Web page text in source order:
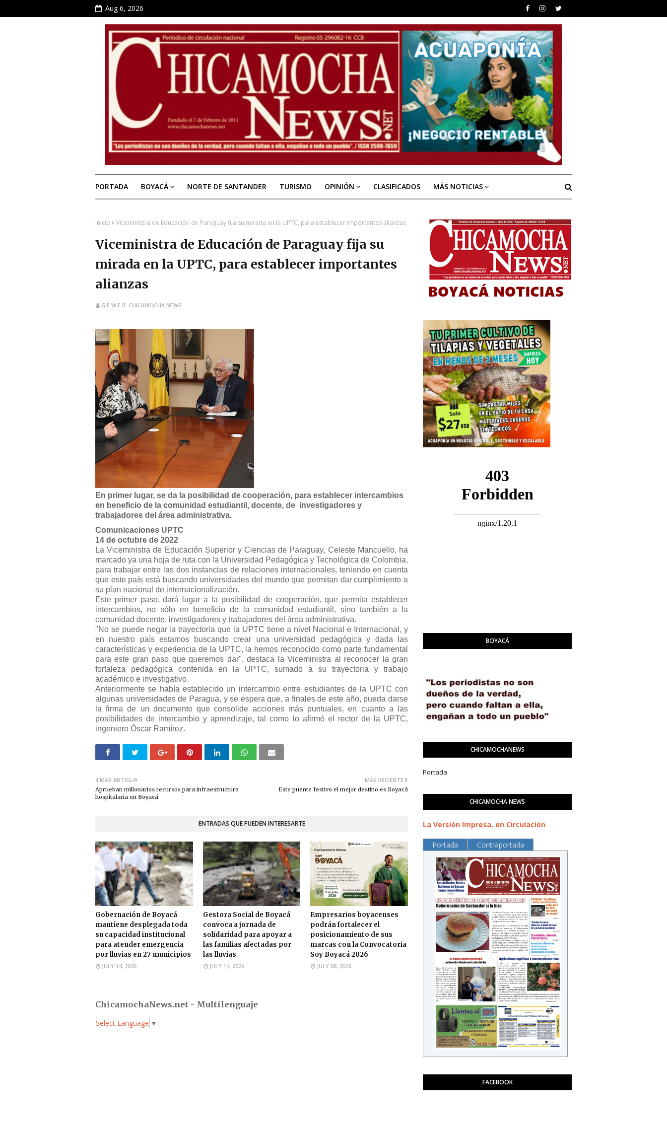
Aug 6, 2026
PORTADA BOYACÁ NORTE DE SANTANDER TURISMO OPINIÓN CLASIFICADOS MÁS NOTICIAS
Inicio Viceministra de Educación de Paraguay fija su mirada en la UPTC, para establecer importantes alianzas
Viceministra de Educación de Paraguay fija su
mirada en la UPTC, para establecer importantes
alianzas
G.E.W.E.B. CHICAMOCHA NEWS
En primer lugar, se da la posibilidad de cooperación, para establecer intercambios
en beneficio de la comunidad estudiantil, docente, de investigadores y
trabajadores del área administrativa.
Comunicaciones UPTC
14 de octubre de 2022
La Viceministra de Educación Superior y Ciencias de Paraguay, Celeste Mancuello, ha
marcado ya una hoja de ruta con la Universidad Pedagógica y Tecnológica de Colombia,
para trabajar entre las dos instancias de relaciones internacionales, teniendo en cuenta
que este país está buscando universidades del mundo que permitan dar cumplimiento a
su plan nacional de internacionalización.
Este primer paso, dará lugar a la posibilidad de cooperación, que permita establecer
intercambios, no sólo en beneficio de la comunidad estudiantil, sino también a la
comunidad docente, investigadores y trabajadores del área administrativa.
"No se puede negar la trayectoria que la UPTC tiene a nivel Nacional e Internacional, y
en nuestro país estamos buscando crear una universidad pedagógica y dada las
características y experiencia de la UPTC, la hemos reconocido como parte fundamental
para este gran paso que queremos dar", destaca la Viceministra al reconocer la gran
fortaleza pedagógica contenida en la UPTC, sumado a su trayectoria y trabajo
académico e investigativo.
Anteriormente se había establecido un intercambio entre estudiantes de la UPTC con
algunas universidades de Paragua, y se espera que, a finales de este año, pueda darse
la firma de un documento que consolide acciones más puntuales, en cuanto a las
posibilidades de intercambio y aprendizaje, tal como lo afirmó el rector de la UPTC,
ingeniero Óscar Ramírez.
MÁS RECIENTE
Este puente festivo el mejor destino es Boyacá
MÁS ANTIGUA
Aprueban millonarios recursos para infraestructura
hospitalaria en Boyacá
ENTRADAS QUE PUEDEN INTERESARTE
Gobernación de Boyacá
mantiene desplegada toda
su capacidad institucional
para atender emergencia
por lluvias en 27 municipios
JULY 14, 2026
Gestora Social de Boyacá
convoca a jornada de
solidaridad para apoyar a
las familias afectadas por
las lluvias
JULY 14, 2026
Empresarios boyacenses
podrán fortalecer el
posicionamiento de sus
marcas con la Convocatoria
Soy Boyacá 2026
JULY 08, 2026
ChicamochaNews.net - Multilenguaje
Select Language ▼
BOYACÁ
CHICAMOCHANEWS
Portada
CHICAMOCHA NEWS
La Versión Impresa, en Circulación
Portada Contraportada
FACEBOOK